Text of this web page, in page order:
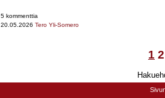
5 kommenttia
20.05.2026 Tero Yli-Somero
1 2